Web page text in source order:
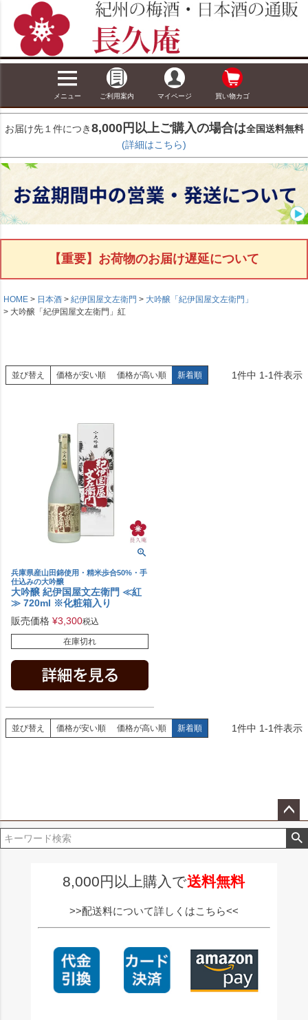
メニュー ご利用案内 マイページ 買い物カゴ
お届け先１件につき8,000円以上ご購入の場合は全国送料無料
(詳細はこちら)
【重要】お荷物のお届け遅延について
HOME 日本酒 紀伊国屋文左衛門
大吟醸「紀伊国屋文左衛門」
大吟醸「紀伊国屋文左衛門」紅
並び替え 価格が安い順 価格が高い順 新着順 1件中 1-1件表示
兵庫県産山田錦使用・精米歩合50%・手
仕込みの大吟醸
大吟醸 紀伊国屋文左衛門 ≪紅
≫ 720ml ※化粧箱入り
販売価格 ¥3,300税込
在庫切れ
並び替え 価格が安い順 価格が高い順 新着順 1件中 1-1件表示
ペー
ジト
8,000円以上購入で送料無料
>>配送料について詳しくはこちら<<